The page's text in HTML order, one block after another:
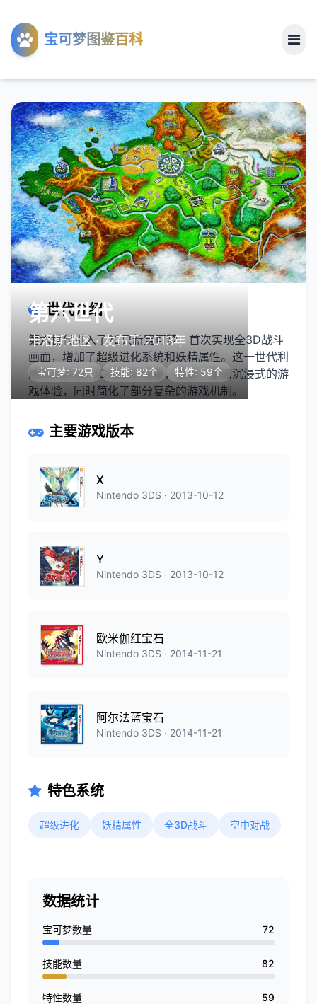
宝可梦图鉴百科
工具
关于
第六世代
卡洛斯地区 · 发布于 2013年
宝可梦: 72只 技能: 82个 特性: 59个
世代介绍
第六世代引入了72只新宝可梦，首次实现全3D战斗
画面，增加了超级进化系统和妖精属性。这一世代利
用Nintendo 3DS的3D功能，提供了更加沉浸式的游
戏体验，同时简化了部分复杂的游戏机制。
主要游戏版本
X
Nintendo 3DS · 2013-10-12
Y
Nintendo 3DS · 2013-10-12
欧米伽红宝石
Nintendo 3DS · 2014-11-21
阿尔法蓝宝石
Nintendo 3DS · 2014-11-21
特色系统
超级进化 妖精属性 全3D战斗 空中对战
数据统计
宝可梦数量 72
技能数量 82
特性数量 59